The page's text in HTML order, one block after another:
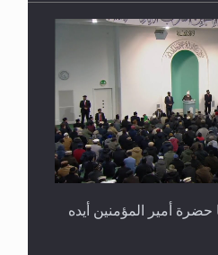
حضرة أمير المؤمنين أيده